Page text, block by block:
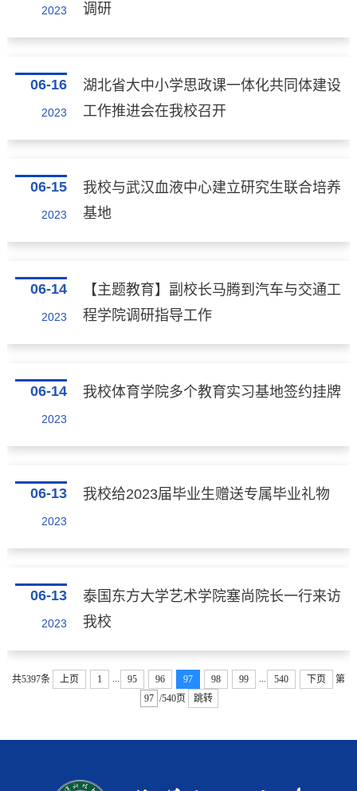
2023
调研
06-16
2023
湖北省大中小学思政课一体化共同体建设
工作推进会在我校召开
06-15
2023
我校与武汉血液中心建立研究生联合培养
基地
06-14
2023
【主题教育】副校长马腾到汽车与交通工
程学院调研指导工作
06-14
2023
我校体育学院多个教育实习基地签约挂牌
06-13
2023
我校给2023届毕业生赠送专属毕业礼物
06-13
2023
泰国东方大学艺术学院塞尚院长一行来访
我校
共5397条 上页 1 95 96 97 98 99 540 下页
第
/540页
跳转